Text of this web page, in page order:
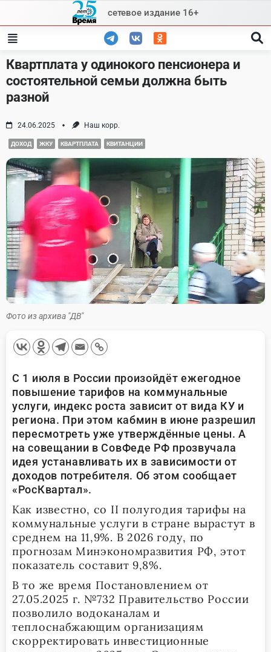
content
сетевое издание 16+
Квартплата у одинокого пенсионера и
состоятельной семьи должна быть
разной
24.06.2025 Наш корр.
ДОХОД ЖКУ КВАРТПЛАТА КВИТАНЦИИ
Фото из архива "ДВ"
С 1 июля в России произойдёт ежегодное
повышение тарифов на коммунальные
услуги, индекс роста зависит от вида КУ и
региона. При этом кабмин в июне разрешил
пересмотреть уже утверждённые цены. А
на совещании в СовФеде РФ прозвучала
идея устанавливать их в зависимости от
доходов потребителя. Об этом сообщает
«РосКвартал».
Как известно, со II полугодия тарифы на
коммунальные услуги в стране вырастут в
среднем на 11,9%. В 2026 году, по
прогнозам Минэкономразвития РФ, этот
показатель составит 9,8%.
В то же время Постановлением от
27.05.2025 г. №732 Правительство России
позволило водоканалам и
теплоснабжающим организациям
скорректировать инвестиционные